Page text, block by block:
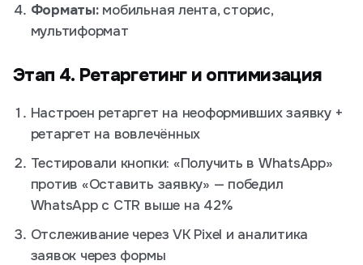
Форматы:мобильная лента, сторис,
мультиформат
Этап 4. Ретаргетинг и оптимизация
Настроен ретаргет на неоформивших заявку +
ретаргет на вовлечённых
Тестировали кнопки: «Получить в WhatsApp»
против «Оставить заявку» — победил
WhatsApp с CTR выше на 42%
Отслеживание через VK Pixel и аналитика
заявок через формы